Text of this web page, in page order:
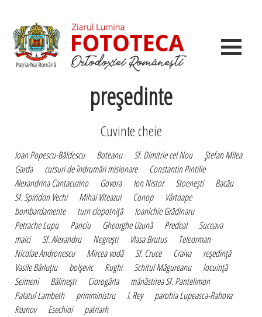
preşedinte
Cuvinte cheie
Ioan Popescu-Băldescu Boteanu Sf. Dimitrie cel Nou
Ştefan Milea
Garda
cursuri de îndrumări misionare
Constantin Pintilie
Alexandrina Cantacuzino
Govora Ion Nistor Stoeneşti
Bacău
Sf. Spiridon Vechi
Mihai Viteazul Conop
Vârtoape
bombardamente
turn clopotniţă
Ioanichie Grădinaru
Petrache Lupu
Panciu Gheorghe Uzună Predeal
Suceava
maici
Sf. Alexandru Negreşti Vlasa Brutus
Teleorman
Nicolae Andronescu
Mircea vodă Sf. Cruce Craiva
reşedinţă
Vasile Bârluţiu
bolşevic Rughi Schitul Măgureanu
locuinţă
Seimeni
Bălineşti Ciorogârla
mănăstirea Sf. Pantelimon
Palatul Lambeth
primministru I. Rey
parohia Lupeasca-Rahova
Roznov
Esechioi patriarh